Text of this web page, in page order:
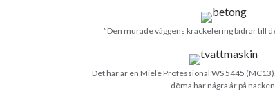
”Den murade väggens krackelering bidrar till
Det här är en Miele Professional WS 5445
döma har några år på